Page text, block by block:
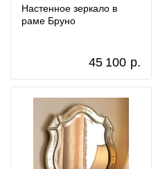
Настенное зеркало в
раме Бруно
45 100 р.